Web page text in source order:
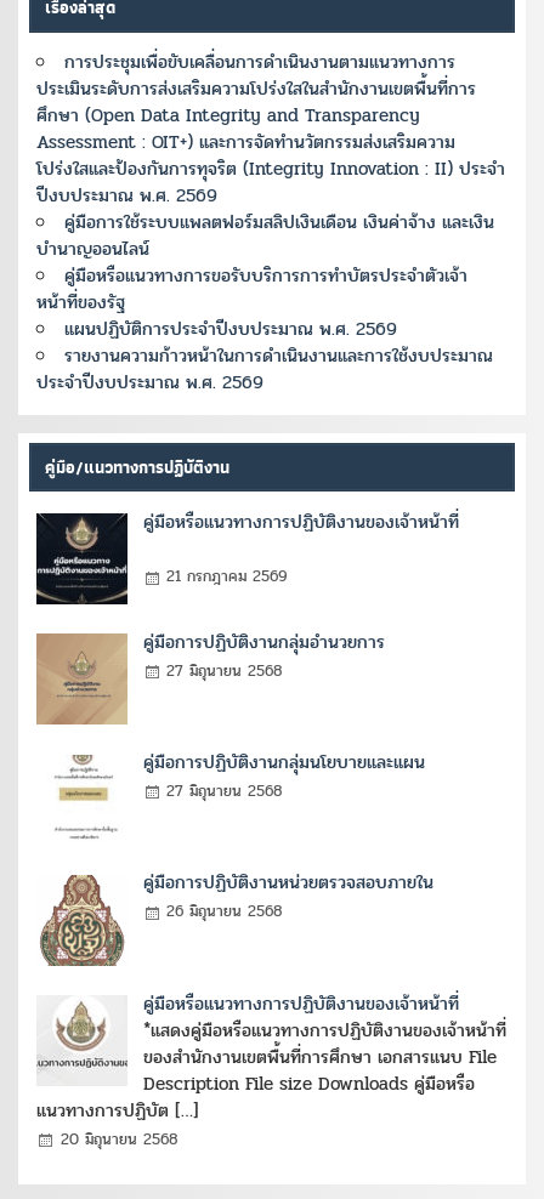
เรื่องล่าสุด
การประชุมเพื่อขับเคลื่อนการดำเนินงานตามแนวทางการ
ประเมินระดับการส่งเสริมความโปร่งใสในสำนักงานเขตพื้นที่การ
ศึกษา (Open Data Integrity and Transparency
Assessment : OIT+) และการจัดทำนวัตกรรมส่งเสริมความ
โปร่งใสและป้องกันการทุจริต (Integrity Innovation : II) ประจำ
ปีงบประมาณ พ.ศ. 2569
คู่มือการใช้ระบบแพลตฟอร์มสลิปเงินเดือน เงินค่าจ้าง และเงิน
บำนาญออนไลน์
คู่มือหรือแนวทางการขอรับบริการการทำบัตรประจำตัวเจ้า
หน้าที่ของรัฐ
แผนปฏิบัติการประจำปีงบประมาณ พ.ศ. 2569
รายงานความก้าวหน้าในการดำเนินงานและการใช้งบประมาณ
ประจำปีงบประมาณ พ.ศ. 2569
คู่มือ/แนวทางการปฏิบัติงาน
คู่มือหรือแนวทางการปฏิบัติงานของเจ้าหน้าที่
21 กรกฎาคม 2569
คู่มือการปฏิบัติงานกลุ่มอำนวยการ
27 มิถุนายน 2568
คู่มือการปฏิบัติงานกลุ่มนโยบายและแผน
27 มิถุนายน 2568
คู่มือการปฏิบัติงานหน่วยตรวจสอบภายใน
26 มิถุนายน 2568
คู่มือหรือแนวทางการปฏิบัติงานของเจ้าหน้าที่
*แสดงคู่มือหรือแนวทางการปฏิบัติงานของเจ้าหน้าที่
ของสำนักงานเขตพื้นที่การศึกษา เอกสารแนบ File
Description File size Downloads คู่มือหรือ
แนวทางการปฏิบัต […]
20 มิถุนายน 2568